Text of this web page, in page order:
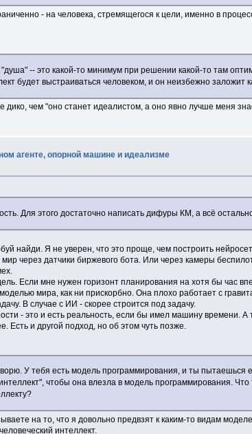
- на человека, стремящегося к цели, именно в
-- это какой-то минимум при решении какой-то там
будет выстраиваться человеком, и он неизбежно
дико, чем "оно станет идеалистом, а оно явно лучше меня
агенте, опорной машине и идеализме
Для этого достаточно написать дифуры КМ, а всё
найди. Я не уверен, что это проще, чем построить
через датчики биржевого бота. Или через камеры
Если мне нужен горизонт планирования на хотя бы час
мира, как ни прискорбно. Она плохо работает с
В случае с ИИ - скорее строится под задачу.
- это и есть реальность, если бы имел машину времени.
Есть и другой подход, но об этом чуть позже.
У тебя есть модель программирования, и ты пытаешься
чтобы она влезла в модель программирования.
на то, что я довольно предвзят к каким-то видам
интеллект.